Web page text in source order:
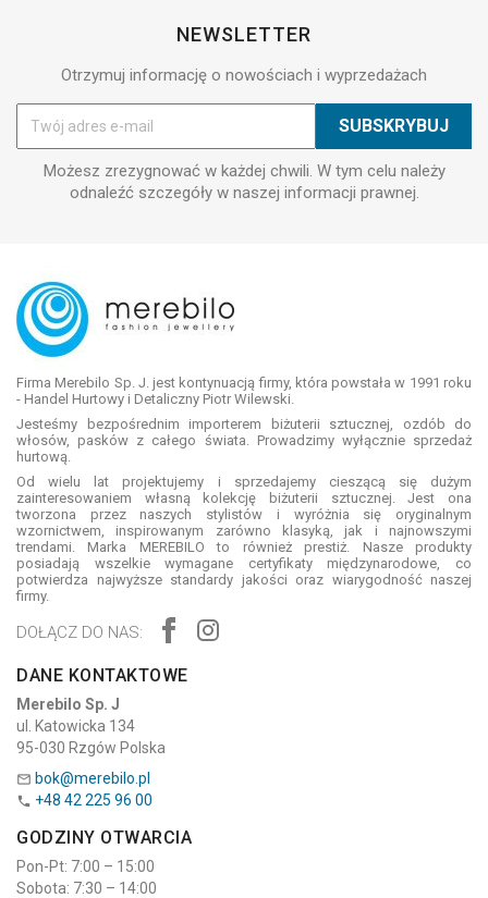
NEWSLETTER
Otrzymuj informację o nowościach i wyprzedażach
Możesz zrezygnować w każdej chwili. W tym celu należy
odnaleźć szczegóły w naszej informacji prawnej.
Firma Merebilo Sp. J. jest kontynuacją firmy, która powstała w 1991 roku
- Handel Hurtowy i Detaliczny Piotr Wilewski.
Jesteśmy bezpośrednim importerem biżuterii sztucznej, ozdób do
włosów, pasków z całego świata. Prowadzimy wyłącznie sprzedaż
hurtową.
Od wielu lat projektujemy i sprzedajemy cieszącą się dużym
zainteresowaniem własną kolekcję biżuterii sztucznej. Jest ona
tworzona przez naszych stylistów i wyróżnia się oryginalnym
wzornictwem, inspirowanym zarówno klasyką, jak i najnowszymi
trendami. Marka MEREBILO to również prestiż. Nasze produkty
posiadają wszelkie wymagane certyfikaty międzynarodowe, co
potwierdza najwyższe standardy jakości oraz wiarygodność naszej
firmy.
DOŁĄCZ DO NAS:
DANE KONTAKTOWE
Merebilo Sp. J
ul. Katowicka 134
95-030 Rzgów Polska
 bok@merebilo.pl
 +48 42 225 96 00
GODZINY OTWARCIA
Pon-Pt: 7:00 – 15:00
Sobota: 7:30 – 14:00